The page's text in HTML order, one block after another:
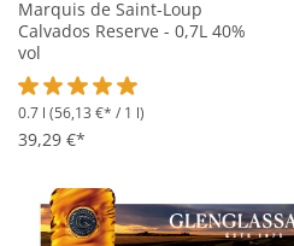
Marquis de Saint-Loup
Calvados Reserve - 0,7L 40%
vol
Durchschnittliche Bewertung von
0.7 l (56,13 €* / 1 l)
39,29 €*